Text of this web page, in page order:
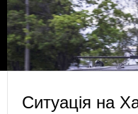
Ситуація на